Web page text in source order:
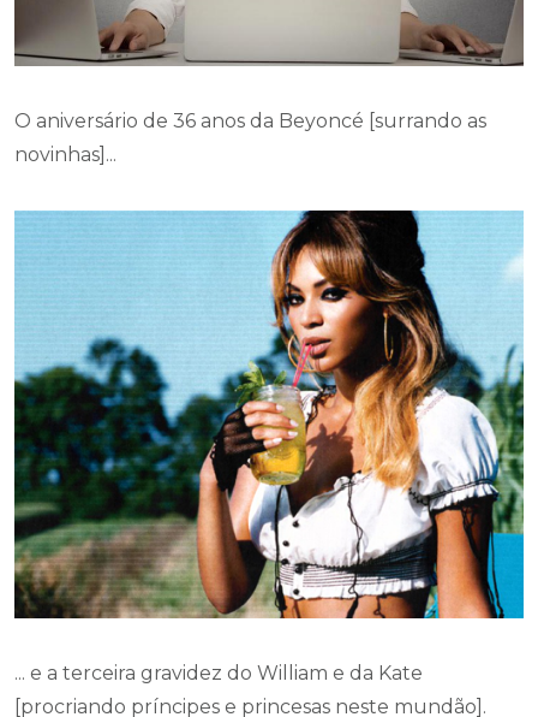
O aniversário de 36 anos da Beyoncé [surrando as
novinhas]...
... e a terceira gravidez do William e da Kate
[procriando príncipes e princesas neste mundão].